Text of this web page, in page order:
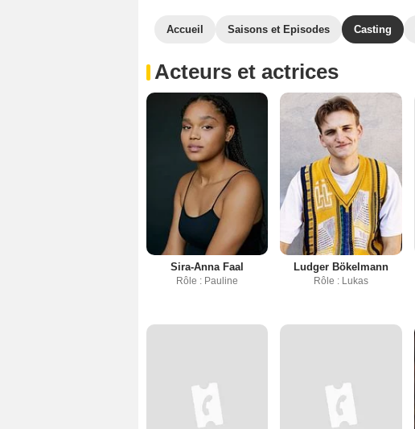
Accueil Saisons et Episodes Casting
Acteurs et actrices
Sira-Anna Faal
Rôle : Pauline
Ludger Bökelmann
Rôle : Lukas